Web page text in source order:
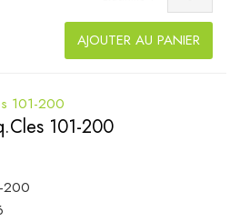
AJOUTER AU PANIER
101-200
200